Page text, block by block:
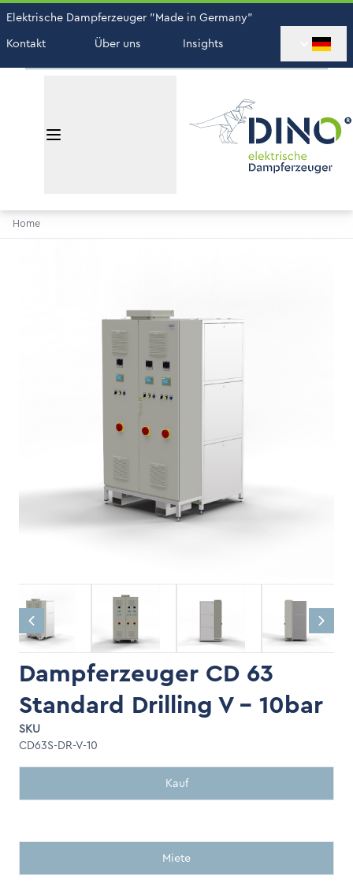
Elektrische Dampferzeuger "Made in Germany"
Kontakt
Über uns Insights
Home
Dampferzeuger CD 63
Standard Drilling V - 10bar
SKU
CD63S-DR-V-10
Kauf
Miete